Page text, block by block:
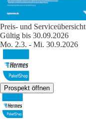
Preis- und Serviceübersicht
Gültig bis 30.09.2026
Mo. 2.3. - Mi. 30.9.2026
Prospekt öffnen